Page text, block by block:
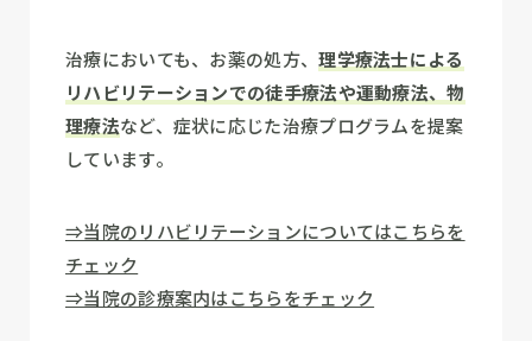
治療においても、お薬の処方、理学療法士による
リハビリテーションでの徒手療法や運動療法、物
理療法など、症状に応じた治療プログラムを提案
しています。
⇒当院のリハビリテーションについてはこちらを
チェック
⇒当院の診療案内はこちらをチェック